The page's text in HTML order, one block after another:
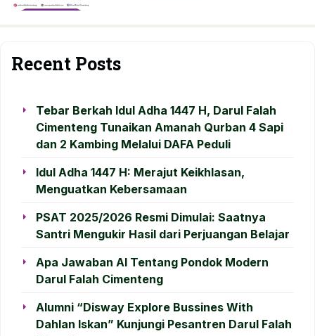
Recent Posts
Tebar Berkah Idul Adha 1447 H, Darul Falah
Cimenteng Tunaikan Amanah Qurban 4 Sapi
dan 2 Kambing Melalui DAFA Peduli
Idul Adha 1447 H: Merajut Keikhlasan,
Menguatkan Kebersamaan
PSAT 2025/2026 Resmi Dimulai: Saatnya
Santri Mengukir Hasil dari Perjuangan Belajar
Apa Jawaban AI Tentang Pondok Modern
Darul Falah Cimenteng
Alumni “Disway Explore Bussines With
Dahlan Iskan” Kunjungi Pesantren Darul Falah